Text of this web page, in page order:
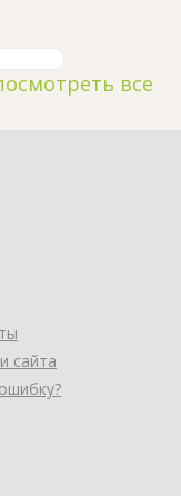
все
сайта